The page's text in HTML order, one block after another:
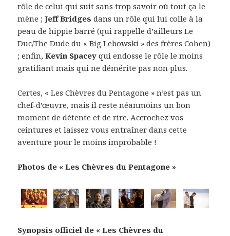
rôle de celui qui suit sans trop savoir où tout ça le
mène ;Jeff Bridges dans un rôle qui lui colle à la
peau de hippie barré (qui rappelle d’ailleurs Le
Duc/The Dude du « Big Lebowski » des frères Cohen)
; enfin,Kevin Spacey qui endosse le rôle le moins
gratifiant mais qui ne démérite pas non plus.
Certes, « Les Chèvres du Pentagone » n’est pas un
chef-d’œuvre, mais il reste néanmoins un bon
moment de détente et de rire. Accrochez vos
ceintures et laissez vous entraîner dans cette
aventure pour le moins improbable !
Photos de « Les Chèvres du Pentagone »
Synopsis officiel de « Les Chèvres du